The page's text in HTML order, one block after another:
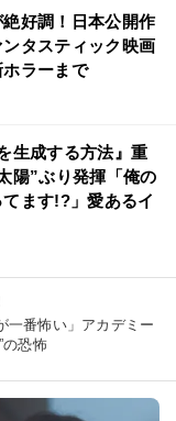
好調！日本公開作
タスティック映画
ラーまで
生成する方法』重
陽”ぶり発揮「俺の
ます!?」愛あるイ
一番怖い」アカデミー
の恐怖